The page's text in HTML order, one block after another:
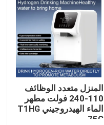
المنزل متعدد الوظائف
110-240 فولت مطهر
الماء الهيدروجيني T1HG
75G